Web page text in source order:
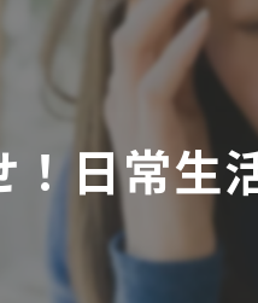
よくある質問
日常生